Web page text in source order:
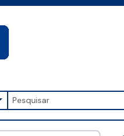
options
- AtoM 2.8.2